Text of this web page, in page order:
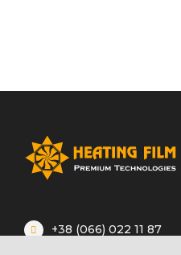
+38 (066) 022 11 87